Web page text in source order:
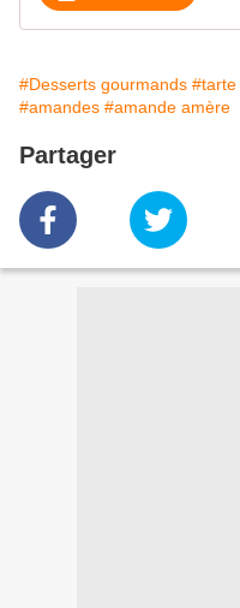
#Desserts gourmands #tarte
#amandes #amande amère
Partager